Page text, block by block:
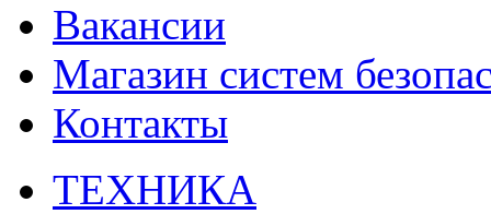
Вакансии
Магазин систем
Контакты
ТЕХНИКА